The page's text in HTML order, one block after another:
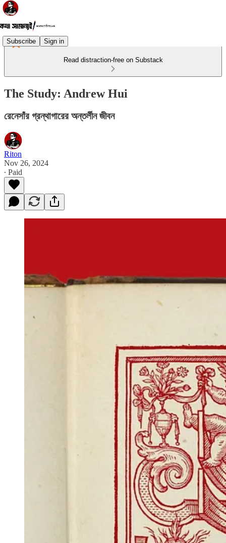
Subscribe Sign in
Read distraction-free on Substack
The Study: Andrew Hui
রেনেসাঁর গ্রন্থাগারের অন্তর্লীন জীবন
Riton
Nov 26, 2024
∙ Paid